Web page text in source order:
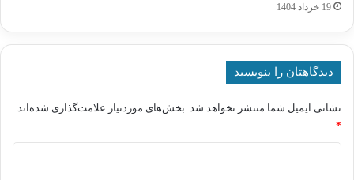
19 خرداد 1404
دیدگاهتان را بنویسید
نشانی ایمیل شما منتشر نخواهد شد. بخش‌های موردنیاز علامت‌گذاری شده‌اند
*